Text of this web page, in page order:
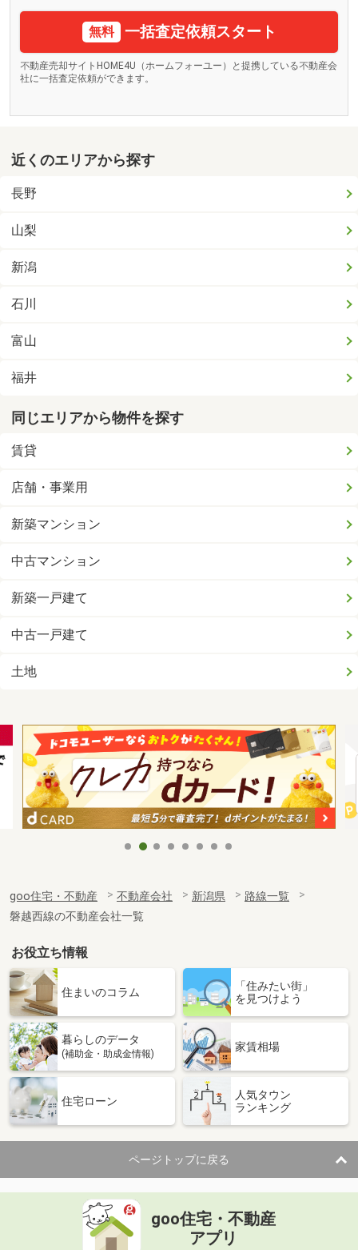
無料 一括査定依頼スタート
不動産売却サイトHOME4U（ホームフォーユー）と提携している不動産会
社に一括査定依頼ができます。
近くのエリアから探す
長野
山梨
新潟
石川
富山
福井
同じエリアから物件を探す
賃貸
店舗・事業用
新築マンション
中古マンション
新築一戸建て
中古一戸建て
土地
goo住宅・不動産 不動産会社 新潟県
路線一覧
磐越西線の不動産会社一覧
お役立ち情報
住まいのコラム
「住みたい街」
を見つけよう
暮らしのデータ
(補助金・助成金情報)
家賃相場
住宅ローン
人気タウン
ランキング
ページトップに戻る
goo住宅・不動産
アプリ